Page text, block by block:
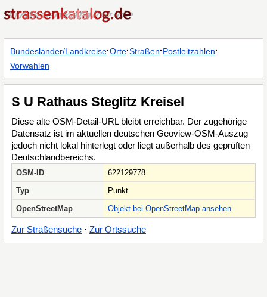
Bundesländer/Landkreise·Orte·Straßen·Postleitzahlen·
Vorwahlen
S U Rathaus Steglitz Kreisel
Diese alte OSM-Detail-URL bleibt erreichbar. Der zugehörige
Datensatz ist im aktuellen deutschen Geoview-OSM-Auszug
jedoch nicht lokal hinterlegt oder liegt außerhalb des geprüften
Deutschlandbereichs.
OSM-ID
622129778
Typ
Punkt
OpenStreetMap
Objekt bei OpenStreetMap ansehen
Zur Straßensuche · Zur Ortssuche